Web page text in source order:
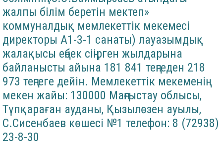
жалпы білім беретін мектеп»
коммуналдық мемлекеттік мекемесі
директоры А1-3-1 санаты) лауазымдық
жалақысы еңбек сіңірген жылдарына
байланысты айына 181 841 теңгеден 218
973 теңгеге дейін. Мемлекеттік мекеменің
мекен жайы: 130000 Маңғыстау облысы,
Түпқараған ауданы, Қызылөзен ауылы,
С.Сисенбаев көшесі №1 телефон: 8 (72938)
23-8-30